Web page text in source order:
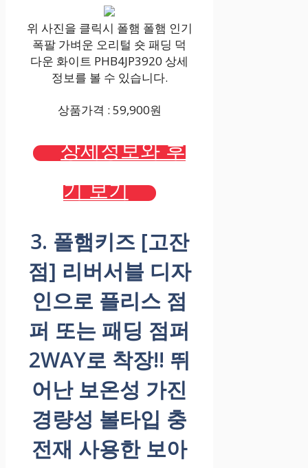
위 사진을 클릭시 폴햄 폴햄 인기
폭팔 가벼운 오리털 숏 패딩 덕
다운 화이트 PHB4JP3920 상세
정보를 볼 수 있습니다.
상품가격 : 59,900원
상세정보와 후
기 보기
3. 폴햄키즈 [고잔
점] 리버서블 디자
인으로 플리스 점
퍼 또는 패딩 점퍼
2WAY로 착장!! 뛰
어난 보온성 가진
경량성 볼타입 충
전재 사용한 보아